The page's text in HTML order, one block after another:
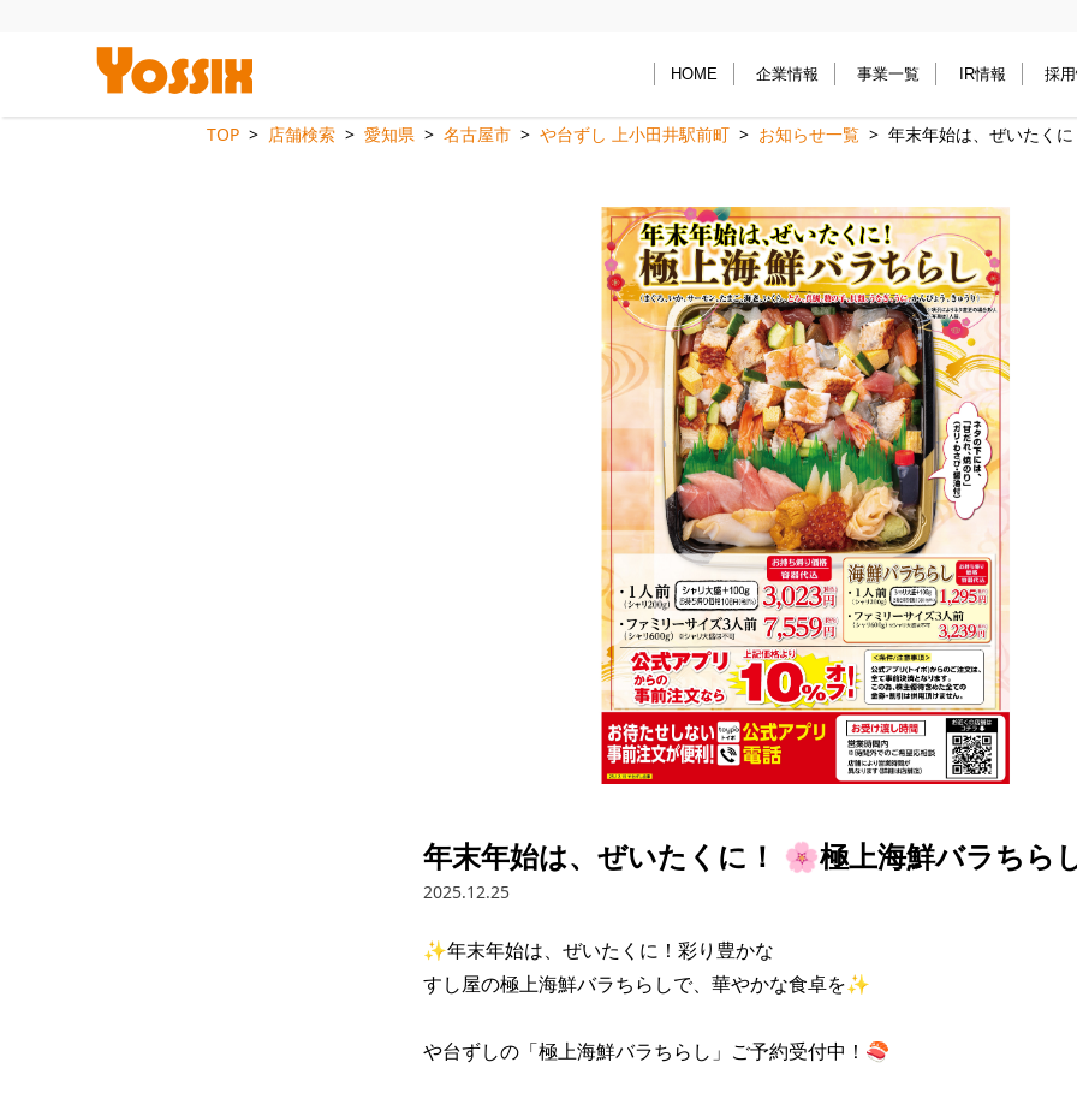
HOME 企業情報 事業一覧 IR情報 採
TOP 店舗検索 愛知県 名古屋市 や台ずし 上小田井駅前町 お知らせ一覧 年末年始は、ぜいたく
年末年始は、ぜいたくに！ 🌸極上海鮮バラちら
2025.12.25
✨年末年始は、ぜいたくに！彩り豊かな
すし屋の極上海鮮バラちらしで、華やかな食卓を✨
や台ずしの「極上海鮮バラちらし」ご予約受付中！🍣